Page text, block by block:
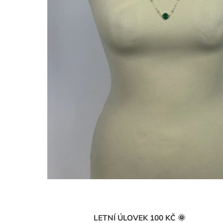
LETNÍ ÚLOVEK 100 KČ 🌞
KALHOTY BARREL P/Z - ČERNÁ